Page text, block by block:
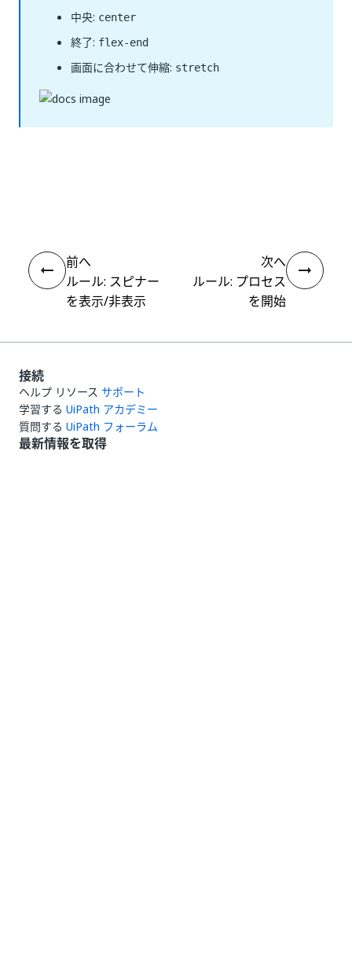
中央: center
終了: flex-end
画面に合わせて伸縮: stretch
前へ
ルール: スピナー
を表示/非表示
次へ
ルール: プロセス
を開始
接続
ヘルプ リソース サポート
学習する UiPath アカデミー
質問する UiPath フォーラム
最新情報を取得